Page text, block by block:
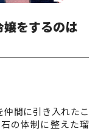
嬢をするのは
仲間に引き入れたこ
の体制に整えた瑠